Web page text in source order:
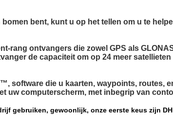
bent, kunt u op het tellen om u te
rang ontvangers die zowel GPS als
de capaciteit om op 24 meer
software die u kaarten, waypoints, routes,
uw computerscherm, met inbegrip van
gebruiken, gewoonlijk, onze eerste keus zijn